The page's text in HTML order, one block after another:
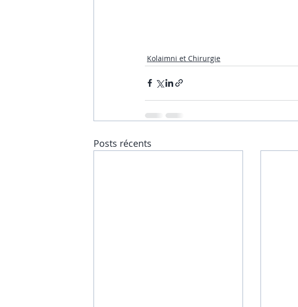
Kolaimni et Chirurgie
Posts récents